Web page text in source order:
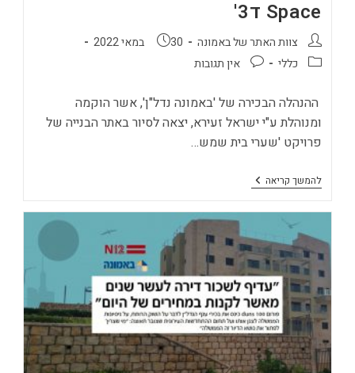
Space ד3'
מחבר:צוות האתר של באמונה פורסם:
30 במאי 2022
קטגוריה:
כללי תגובות:אין תגובות
ההנהלה הבכירה של 'באמונה נדל"ן', אשר הוקמה
ומנוהלת ע"י ישראל זעירא, יצאה לסיור באתר הבנייה של
פרויקט 'שערי בית שמש…
להמשך קריאהצפו
בסיור
הנהלת
בפרויקט
'שערי
בית
שמש
–
Sun
Space
ד3'